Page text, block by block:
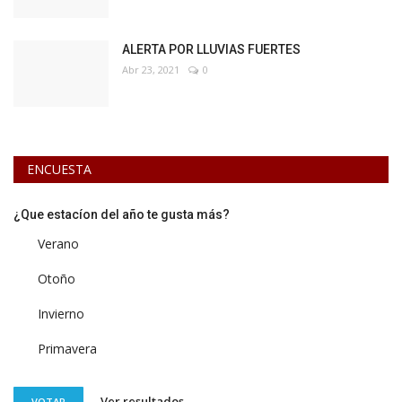
ALERTA POR LLUVIAS FUERTES
Abr 23, 2021 0
ENCUESTA
¿Que estacíon del año te gusta más?
Verano
Otoño
Invierno
Primavera